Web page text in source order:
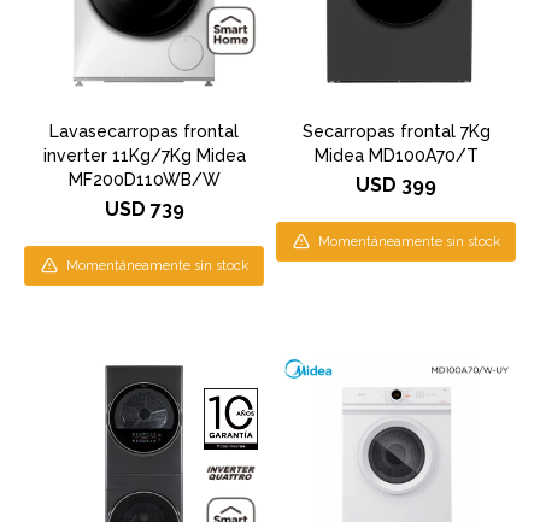
Lavasecarropas frontal
inverter 11Kg/7Kg Midea
MF200D110WB/W
USD 739
Momentáneamente sin stock
Secarropas frontal 7Kg
Midea MD100A70/T
USD 399
Momentáneamente sin stock